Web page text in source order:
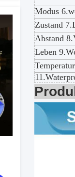
Modus
Zustand
Abstand
Leben